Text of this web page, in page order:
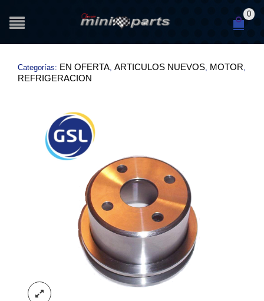
0
Categorías: EN OFERTA ARTICULOS NUEVOS MOTOR
REFRIGERACION